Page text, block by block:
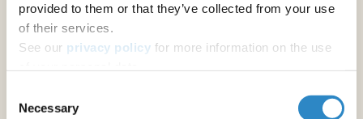
provided to them or that they’ve collected from your use
of their services.
See our privacy policy for more information on the use
Selection
Necessary
その他の著者向けサービス
アブストラクトの校正